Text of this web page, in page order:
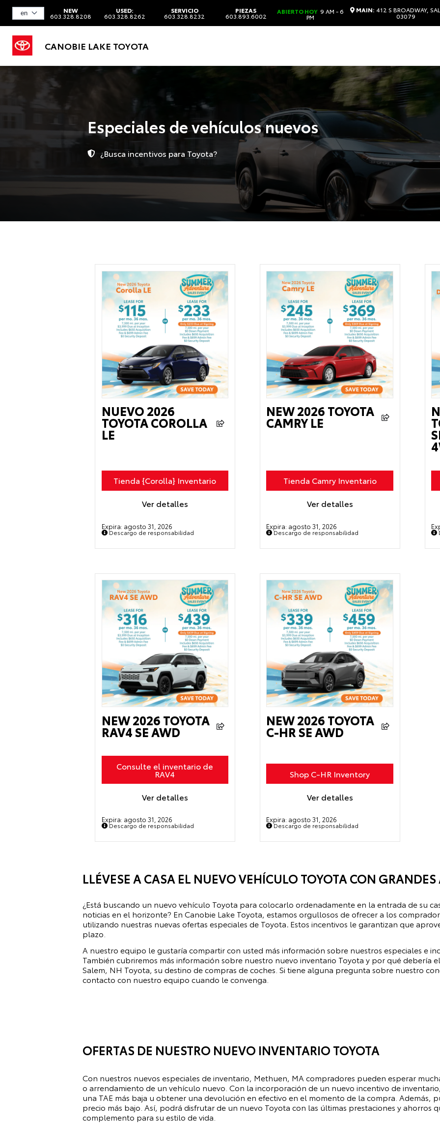
NEW
603.328.8208
USED:
603.328.8262
SERVICIO
603.328.8232
PIEZAS
603.893.6002
ABIERTO HOY 9 AM - 6
PM
MAIN: 412 S BROADWAY,
03079
CANOBIE LAKE TOYOTA
Especiales de vehículos nuevos
¿Busca incentivos para Toyota?
NUEVO 2026
TOYOTA COROLLA
LE
Tienda {Corolla} Inventario
Ver detalles
Expira: agosto 31, 2026
Descargo de responsabilidad
NEW 2026 TOYOTA
CAMRY LE
Tienda Camry Inventario
Ver detalles
Expira: agosto 31, 2026
Descargo de responsabilidad
NEW 2026 TOYOTA
RAV4 SE AWD
Consulte el inventario de
RAV4
Ver detalles
Expira: agosto 31, 2026
Descargo de responsabilidad
NEW 2026 TOYOTA
C-HR SE AWD
Shop C-HR Inventory
Ver detalles
Expira: agosto 31, 2026
Descargo de responsabilidad
LLÉVESE A CASA EL NUEVO VEHÍCULO TOYOTA CON
¿Está buscando un nuevo vehículo Toyota para colocarlo ordenadamente en la entrada de su
noticias en el horizonte? En Canobie Lake Toyota, estamos orgullosos de ofrecer a los
utilizando nuestras nuevas ofertas especiales de Toyota. Estos incentivos le garantizan que
plazo.
A nuestro equipo le gustaría compartir con usted más información sobre nuestros especiales e
También cubriremos más información sobre nuestro nuevo inventario Toyota y por qué debería
Salem, NH Toyota, su destino de compras de coches. Si tiene alguna pregunta sobre nuestro
contacto con nuestro equipo cuando le convenga.
OFERTAS DE NUESTRO NUEVO INVENTARIO TOYOTA
Con nuestros nuevos especiales de inventario, Methuen, MA compradores pueden esperar
o arrendamiento de un vehículo nuevo. Con la incorporación de un nuevo incentivo de
una TAE más baja u obtener una devolución en efectivo en el momento de la compra. Además,
precio más bajo. Así, podrá disfrutar de un nuevo Toyota con las últimas prestaciones y ahorros
complemento para su estilo de vida.